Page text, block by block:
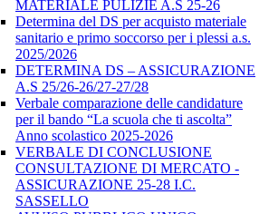
MATERIALE PULIZIE A.S 25-26
Determina del DS per acquisto materiale
sanitario e primo soccorso per i plessi a.s.
2025/2026
DETERMINA DS – ASSICURAZIONE
A.S 25/26-26/27-27/28
Verbale comparazione delle candidature
per il bando “La scuola che ti ascolta”
Anno scolastico 2025-2026
VERBALE DI CONCLUSIONE
CONSULTAZIONE DI MERCATO -
ASSICURAZIONE 25-28 I.C.
SASSELLO